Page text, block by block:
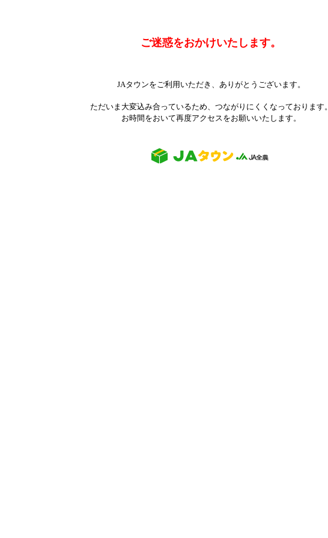
ご迷惑をおかけいたします。
JAタウンをご利用いただき、ありがとうございます。
ただいま大変込み合っているため、つながりにくくなっております。
お時間をおいて再度アクセスをお願いいたします。